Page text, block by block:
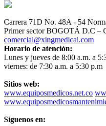
Carrera 71D No. 48A - 54
Primer sector BOGOTÁ D.C –
comercial@xingmedical.com
Horario de atención:
Lunes y jueves de 8:00 a.m. a
viernes: de 7:30 a.m. a 5:30 p.m
Sitios web:
www.equiposmedicos.net.co
Síguenos en: